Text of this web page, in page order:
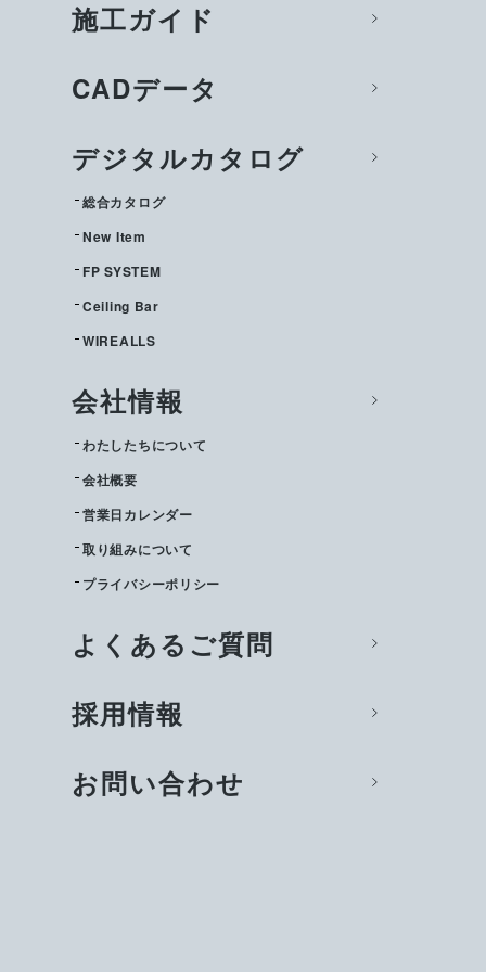
施工ガイド
CADデータ
デジタルカタログ
総合カタログ
New Item
FP SYSTEM
Ceiling Bar
WIREALLS
会社情報
わたしたちについて
会社概要
営業日カレンダー
取り組みについて
プライバシーポリシー
よくあるご質問
採用情報
お問い合わせ